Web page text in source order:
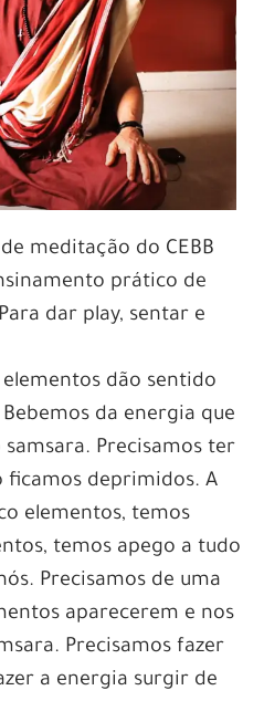
meditação do CEBB
prático de
dar play, sentar e
dão sentido
da energia que
Precisamos ter
ficamos deprimidos. A
elementos, temos
temos apego a tudo
Precisamos de uma
aparecerem e nos
Precisamos fazer
a energia surgir de